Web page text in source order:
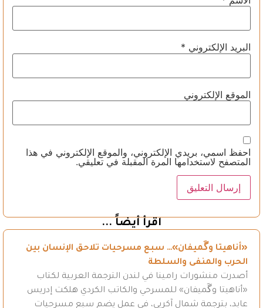
البريد الإلكتروني *
الموقع الإلكتروني
احفظ اسمي، بريدي الإلكتروني، والموقع الإلكتروني في هذا
المتصفح لاستخدامها المرة المقبلة في تعليقي.
اقرأ أيضاً ...
«أناهيتا وگَميفان»… سبع مسرحيات تلاحق الإنسان بين
الحرب والمنفى والسلطة
أصدرت منشورات رامينا في لندن الترجمة العربية لكتاب
«أناهيتا وگَميفان» للمسرحي والكاتب الكردي هلكت إدريس
عابد، بترجمة شمال آكريي، في عمل يضم سبع مسرحيات